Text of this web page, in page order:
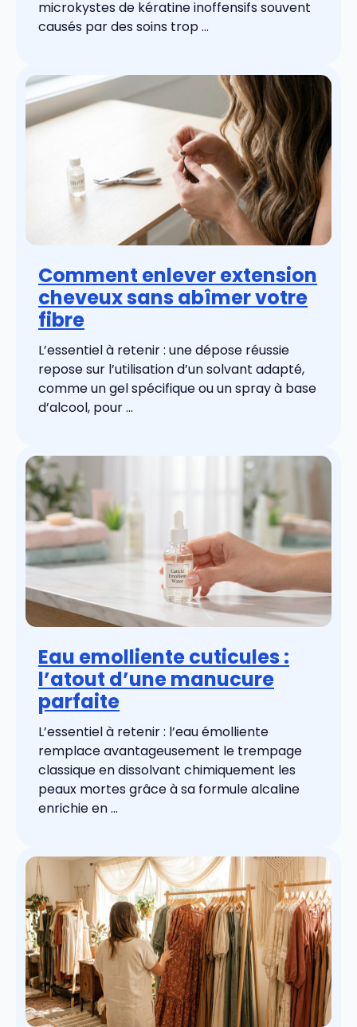
microkystes de kératine inoffensifs souvent
causés par des soins trop ...
Comment enlever extension
cheveux sans abîmer votre
fibre
L’essentiel à retenir : une dépose réussie
repose sur l’utilisation d’un solvant adapté,
comme un gel spécifique ou un spray à base
d’alcool, pour ...
Eau emolliente cuticules :
l’atout d’une manucure
parfaite
L’essentiel à retenir : l’eau émolliente
remplace avantageusement le trempage
classique en dissolvant chimiquement les
peaux mortes grâce à sa formule alcaline
enrichie en ...